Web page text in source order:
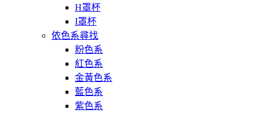
H罩杯
I罩杯
依色系尋找
粉色系
紅色系
金黃色系
藍色系
紫色系